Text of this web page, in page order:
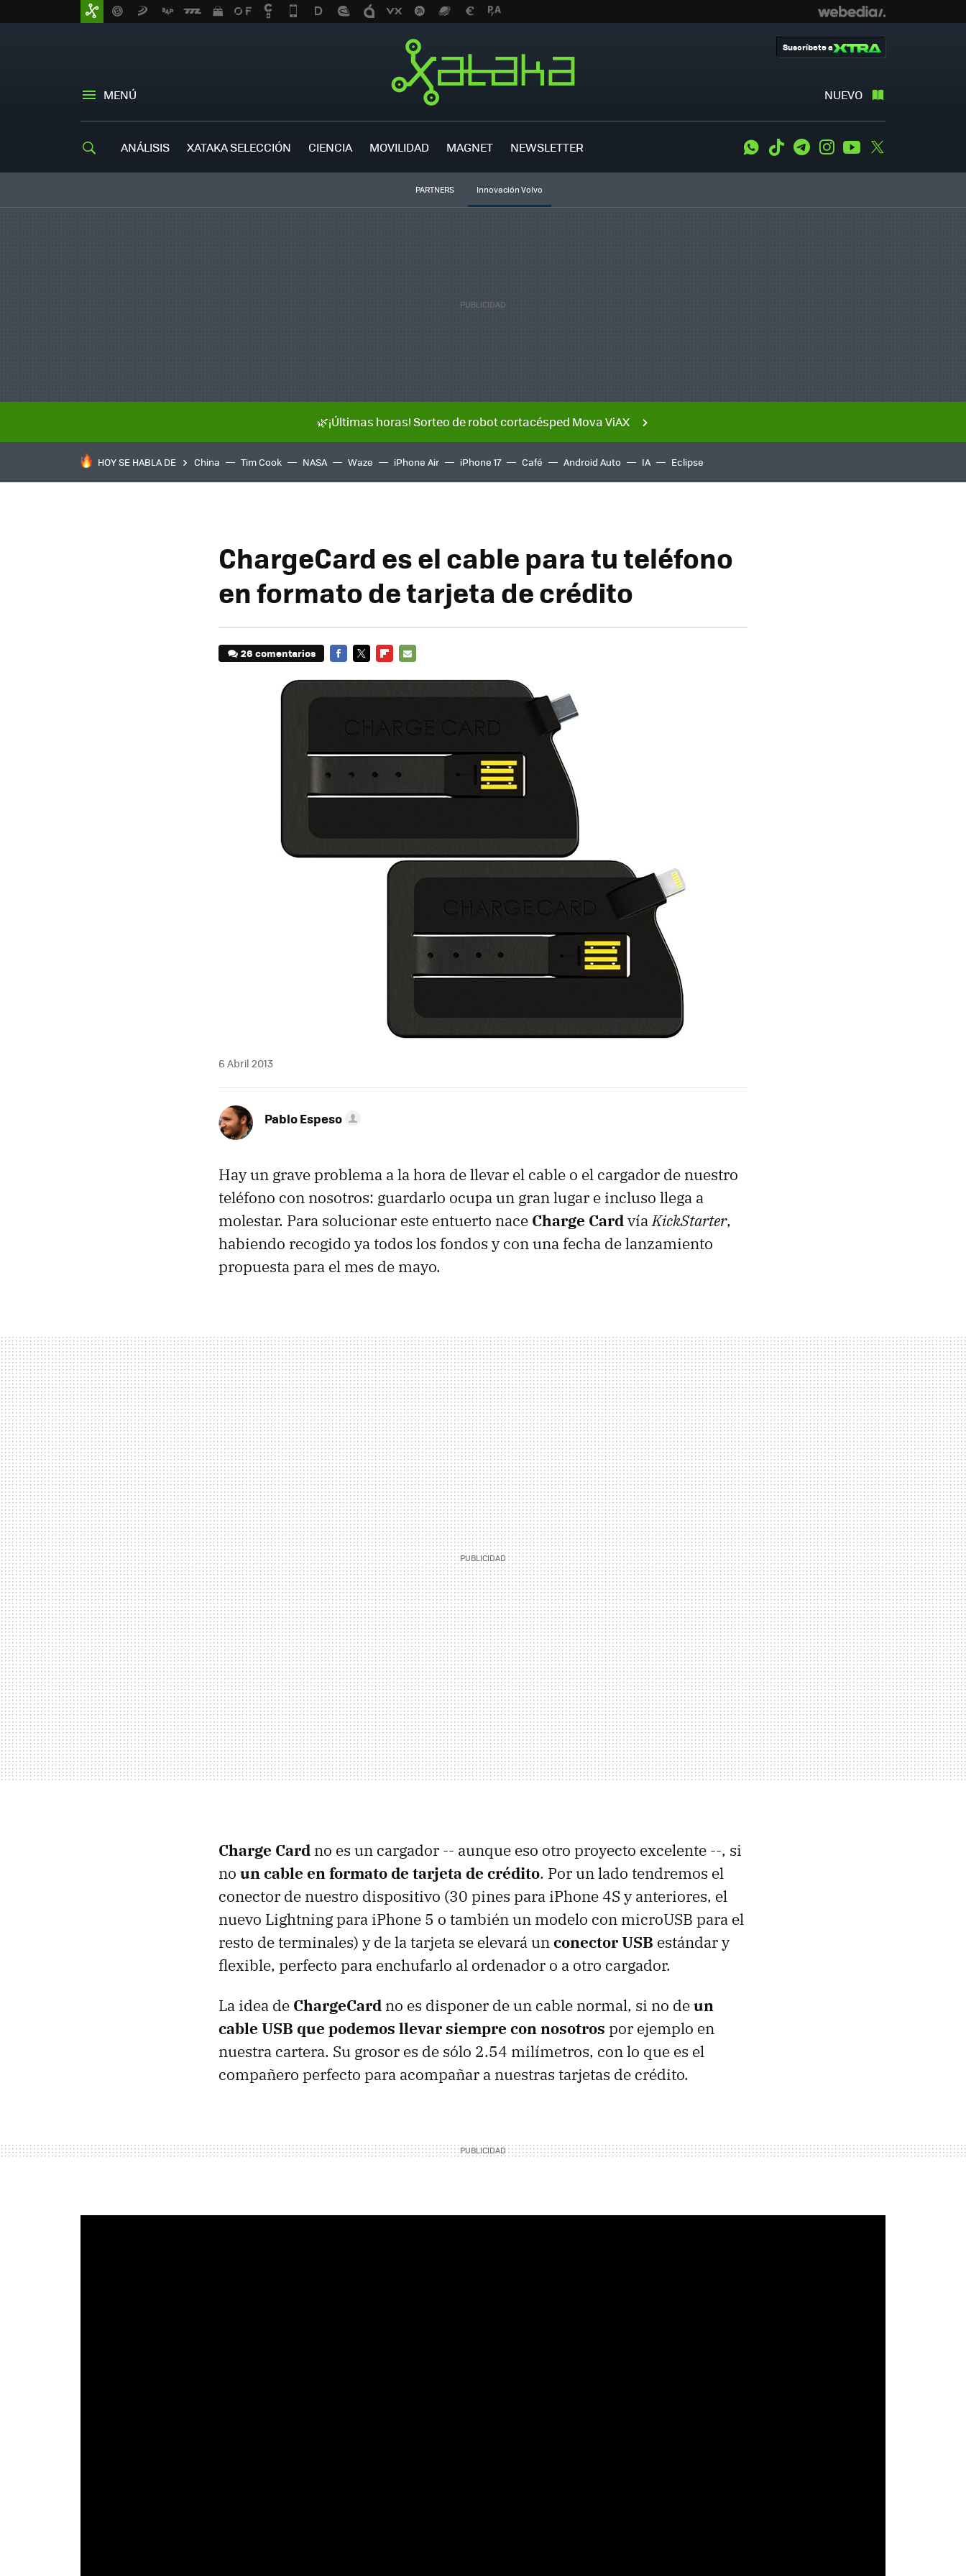
MENÚ NUEVO
Suscríbete a
ANÁLISIS XATAKA SELECCIÓN CIENCIA MOVILIDAD MAGNET NEWSLETTER WhatsApp
Tiktok TelegramInstagramYoutube
PARTNERS Innovación Volvo
🌿¡Últimas horas! Sorteo de robot cortacésped Mova ViAX
HOY SE HABLA DE China Tim Cook NASA Waze iPhone Air iPhone 17 Café Android Auto IA Eclipse
ChargeCard es el cable para tu teléfono
en formato de tarjeta de crédito
26 comentarios
6 Abril 2013
Pablo Espeso
Hay un grave problema a la hora de llevar el cable o el cargador de nuestro
teléfono con nosotros: guardarlo ocupa un gran lugar e incluso llega a
molestar. Para solucionar este entuerto nace Charge CardvíaKickStarter,
habiendo recogido ya todos los fondos y con una fecha de lanzamiento
propuesta para el mes de mayo.
Charge Card no es un cargador -- aunque eso otro proyecto excelente --, si
no un cable en formato de tarjeta de crédito. Por un lado tendremos el
conector de nuestro dispositivo (30 pines para iPhone 4S y anteriores, el
nuevo Lightning para iPhone 5 o también un modelo con microUSB para el
resto de terminales) y de la tarjeta se elevará unconector USB estándar y
flexible, perfecto para enchufarlo al ordenador o a otro cargador.
La idea de ChargeCard no es disponer de un cable normal, si no deun
cable USB que podemos llevar siempre con nosotros por ejemplo en
nuestra cartera. Su grosor es de sólo 2.54 milímetros, con lo que es el
compañero perfecto para acompañar a nuestras tarjetas de crédito.